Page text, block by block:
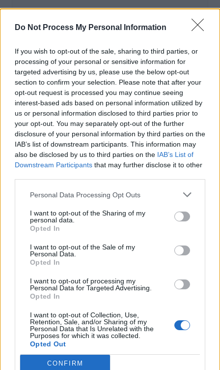
Do Not Process My Personal Information
If you wish to opt-out of the sale, sharing to third parties, or
processing of your personal or sensitive information for
targeted advertising by us, please use the below opt-out
section to confirm your selection. Please note that after your
opt-out request is processed you may continue seeing
interest-based ads based on personal information utilized by
us or personal information disclosed to third parties prior to
your opt-out. You may separately opt-out of the further
disclosure of your personal information by third parties on the
IAB’s list of downstream participants. This information may
also be disclosed by us to third parties on the IAB’s List of
Downstream Participants that may further disclose it to other
Personal Data Processing Opt Outs
I want to opt-out of the Sharing of my
personal data.
Opted In
I want to opt-out of the Sale of my
Personal Data.
Opted In
I want to opt-out of processing my
Personal Data for Targeted Advertising.
Opted In
I want to opt-out of Collection, Use,
Retention, Sale, and/or Sharing of my
Personal Data that Is Unrelated with the
Purposes for which it was collected.
Opted Out
CONFIRM
selon une étude européenne
Auto Pour Vous 5 août 2026 0
Actus Info
des voitures électriques
Auto Pour Vous